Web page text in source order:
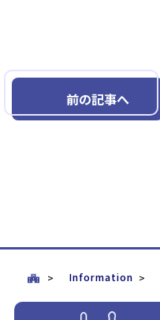
前の記事へ
Information